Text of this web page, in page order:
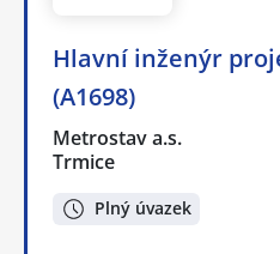
Hlavní inženýr
(A1698)
Metrostav a.s.
Trmice
Plný úvazek